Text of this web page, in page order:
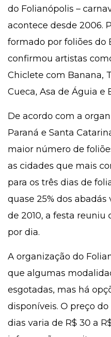
do Folianópolis –
acontece desde 2006.
formado por foliões do
confirmou artistas
Chiclete com Banana,
Cueca, Asa de Águia e
De acordo com a
Paraná e Santa
maior número de
as cidades que mais
para os três dias de
quase 25% dos abadás
de 2010, a festa reuniu
por dia.
A organização do
que algumas
esgotadas, mas há
disponíveis. O preço
dias varia de R$ 30 a